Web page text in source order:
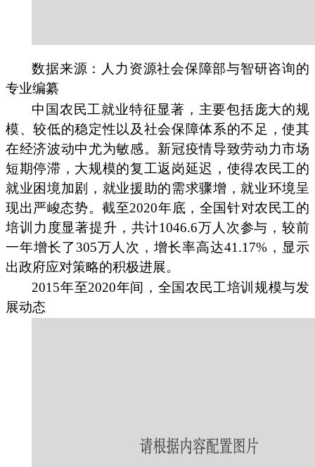
数据来源：人力资源社会保障部与智研咨询的
专业编纂
中国农民工就业特征显著，主要包括庞大的规
模、较低的稳定性以及社会保障体系的不足，使其
在经济波动中尤为敏感。新冠疫情导致劳动力市场
短期停滞，大规模的复工返岗延迟，使得农民工的
就业困境加剧，就业援助的需求骤增，就业环境呈
现出严峻态势。截至2020年底，全国针对农民工的
培训力度显著提升，共计1046.6万人次参与，较前
一年增长了305万人次，增长率高达41.17%，显示
出政府应对策略的积极进展。
2015年至2020年间，全国农民工培训规模与发
展动态